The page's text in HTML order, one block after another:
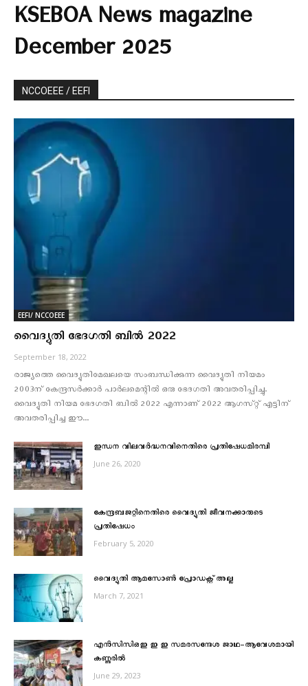
KSEBOA News magazine
December 2025
NCCOEEE / EEFI
EEFI/ NCCOEEE
വൈദ്യുതി ഭേദഗതി ബിൽ 2022
September 18, 2022
രാജ്യത്തെ വൈദ്യുതിമേഖലയെ സംബന്ധിക്കുന്ന വൈദ്യുതി നിയമം
2003ന്‌ കേന്ദ്രസർക്കാർ പാർലമെന്റിൽ ഒരു ഭേദഗതി അവതരിപ്പിച്ചു.
വൈദ്യുതി നിയമ ഭേദഗതി ബിൽ 2022 എന്നാണ്‌ 2022 ആഗസ്‌റ്റ്‌ എട്ടിന്‌
അവതരിപ്പിച്ച ഈ...
ഇന്ധന വിലവര്‍ദ്ധനവിനെതിരെ പ്രതിഷേധമിരമ്പി
June 26, 2020
കേന്ദ്രബജറ്റിനെതിരെ വൈദ്യുതി ജീവനക്കാരുടെ
പ്രതിഷേധം
February 5, 2020
വൈദ്യുതി ആമസോൺ പ്രോഡക്റ്റ് അല്ല
March 7, 2021
എന്‍സിസിഒഇ ഇ ഇ സമരസന്ദേശ ജാഥ-ആവേശമായി
കണ്ണുരില്‍
June 29, 2023